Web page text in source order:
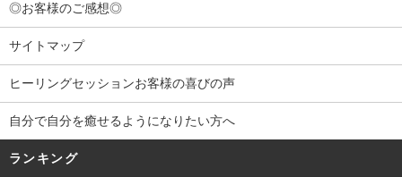
◎お客様のご感想◎
サイトマップ
ヒーリングセッションお客様の喜びの声
自分で自分を癒せるようになりたい方へ
ランキング